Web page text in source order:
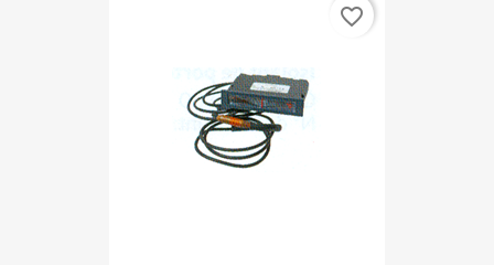
favorite_border